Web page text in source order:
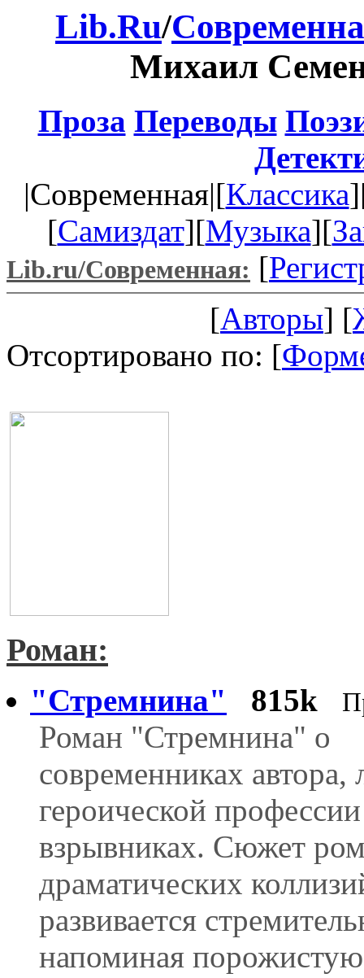
Lib.Ru/
Михаил
Проза Переводы
|Современная|[Классика
[Самиздат][Музыка][
Lib.ru/Современная: [
[Авторы] [
Отсортировано по: [
Роман:
"Стремнина" 815k
Роман "Стремнина" о
современниках автора,
героической
взрывниках. Сюжет
драматических
развивается
напоминая